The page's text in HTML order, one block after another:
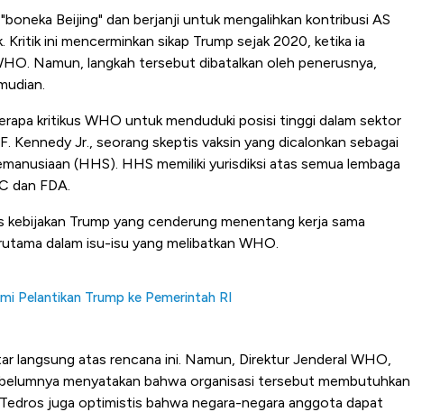
Beijing" dan berjanji untuk mengalihkan kontribusi AS
ini mencerminkan sikap Trump sejak 2020, ketika ia
Namun, langkah tersebut dibatalkan oleh penerusnya,
kritikus WHO untuk menduduki posisi tinggi dalam sektor
Kennedy Jr., seorang skeptis vaksin yang dicalonkan sebagai
(HHS). HHS memiliki yurisdiksi atas semua lembaga
dan FDA.
kebijakan Trump yang cenderung menentang kerja sama
dalam isu-isu yang melibatkan WHO.
Pelantikan Trump ke Pemerintah RI
langsung atas rencana ini. Namun, Direktur Jenderal WHO,
menyatakan bahwa organisasi tersebut membutuhkan
juga optimistis bahwa negara-negara anggota dapat
Furniture &
Digit
Industri Susu Jadi Bintang Baru Ekonomi
RI